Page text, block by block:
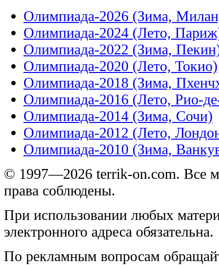
Олимпиада-2026 (Зима,
Олимпиада-2024 (Лето,
Олимпиада-2022 (Зима,
Олимпиада-2020 (Лето, Токио)
Олимпиада-2018 (Зима,
Олимпиада-2016 (Лето, Рио-
Олимпиада-2014 (Зима, Сочи)
Олимпиада-2012 (Лето,
Олимпиада-2010 (Зима,
© 1997—2026 terrik-on.com. Все
права соблюдены.
При использовании любых
электронного адреса обязательна.
По рекламным вопросам